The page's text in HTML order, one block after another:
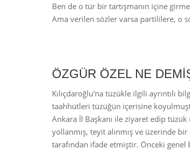
Ben de o tür bir tartışmanın içine
Ama verilen sözler varsa partililere, o
ÖZGÜR ÖZEL NE
Kılıçdaroğlu'na tüzükle ilgili ayrıntılı
taahhütleri tüzüğün içerisine
Ankara İl Başkanı ile ziyaret edip
yollanmış, teyit alınmış ve üzerinde
tarafından ifade etmiştir. Önceki genel